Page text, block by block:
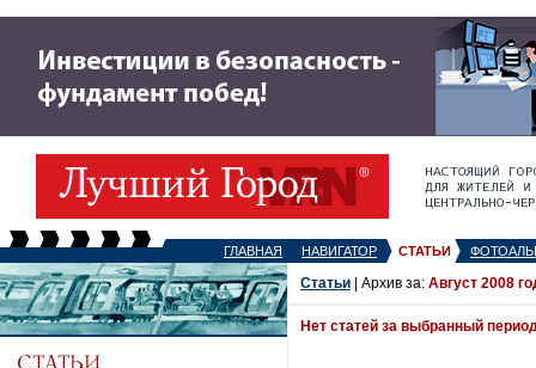
ГЛАВНАЯ НАВИГАТОР СТАТЬИ
Статьи | Архив за: Август 2008
Нет статей за выбранный